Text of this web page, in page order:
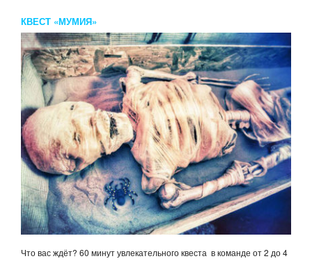
КВЕСТ «МУМИЯ»
Что вас ждёт? 60 минут увлекательного квеста в команде от 2 до 4